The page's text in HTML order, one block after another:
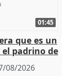
01:45
que es un
padrino de
08/2026